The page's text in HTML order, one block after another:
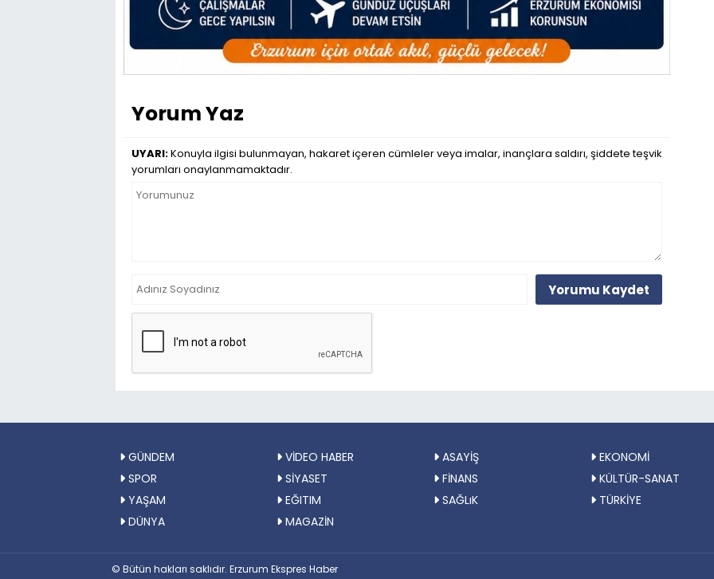
Yorum Yaz
UYARI:Konuyla ilgisi bulunmayan, hakaret içeren cümleler veya imalar, inançlara saldırı, şiddete teşvik
yorumları onaylanmamaktadır.
Yorumu Kaydet
GÜNDEM VİDEO HABER ASAYİŞ
EKONOMİ
SPOR
SİYASET FİNANS
KÜLTÜR-SANAT
YAŞAM
EĞITIM SAĞLıK
TÜRKİYE
DÜNYA
MAGAZİN
© Bütün hakları saklıdır. Erzurum Ekspres Haber